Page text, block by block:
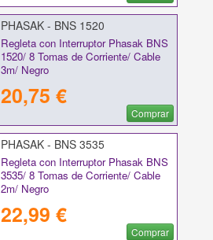
PHASAK - BNS 1520
Regleta con Interruptor Phasak BNS
1520/ 8 Tomas de Corriente/ Cable
3m/ Negro
20,75 €
Comprar
PHASAK - BNS 3535
Regleta con Interruptor Phasak BNS
3535/ 8 Tomas de Corriente/ Cable
2m/ Negro
22,99 €
Comprar